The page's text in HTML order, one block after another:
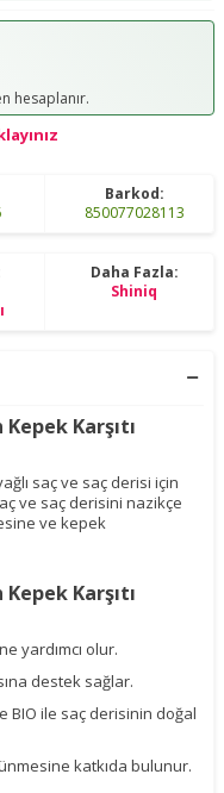
hesaplanır.
Barkod:
850077028113
Daha Fazla:
Shiniq
Karşıtı
saç ve saç derisi için
ve saç derisini nazikçe
ve kepek
Karşıtı
yardımcı olur.
destek sağlar.
BIO ile saç derisinin doğal
katkıda bulunur.